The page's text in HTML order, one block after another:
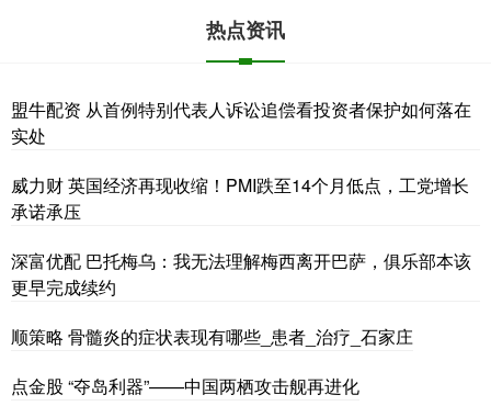
热点资讯
盟牛配资 从首例特别代表人诉讼追偿看投资者保护如何落在
实处
威力财 英国经济再现收缩！PMI跌至14个月低点，工党增长
承诺承压
深富优配 巴托梅乌：我无法理解梅西离开巴萨，俱乐部本该
更早完成续约
顺策略 骨髓炎的症状表现有哪些_患者_治疗_石家庄
点金股 “夺岛利器”——中国两栖攻击舰再进化